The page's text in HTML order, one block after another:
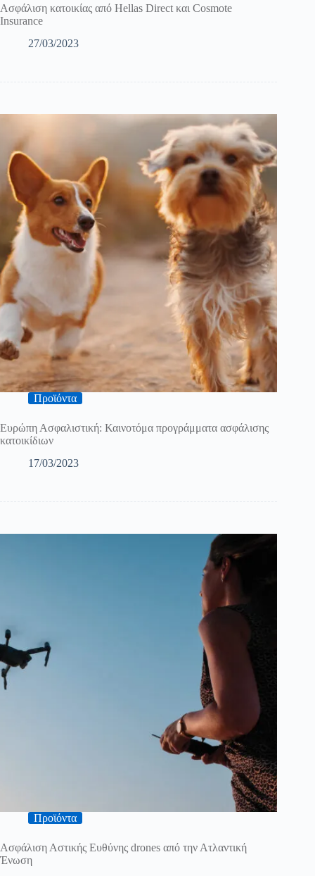
Ασφάλιση κατοικίας από Hellas Direct και Cosmote
Insurance
27/03/2023
Προϊόντα
Ευρώπη Ασφαλιστική: Καινοτόμα προγράμματα ασφάλισης
κατοικίδιων
17/03/2023
Προϊόντα
Ασφάλιση Αστικής Ευθύνης drones από την Ατλαντική
Ένωση